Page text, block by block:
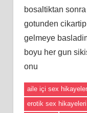
bosaltiktan
gotunden
gelmeye
boyu her gun
onu
aile içi sex
erotik sex hikayeleri